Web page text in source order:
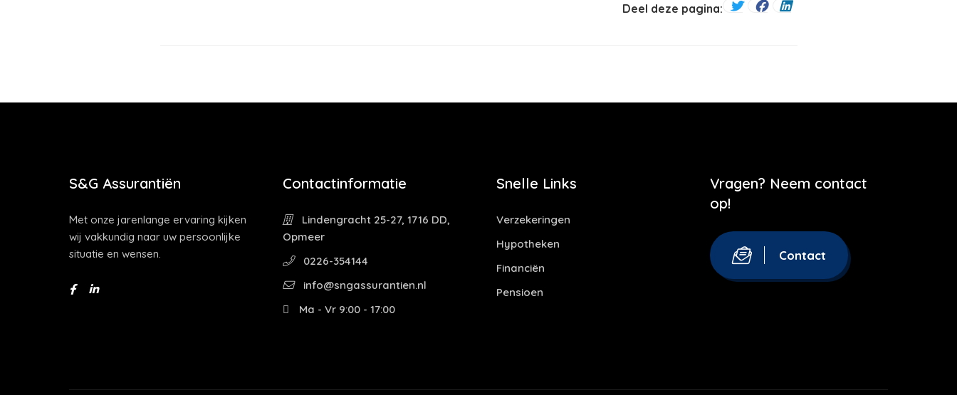
Deel deze pagina:
S&G Assurantiën
Met onze jarenlange ervaring kijken
wij vakkundig naar uw persoonlijke
situatie en wensen.
Contactinformatie
Lindengracht 25-27, 1716 DD,
Opmeer
0226-354144
info@sngassurantien.nl
Ma - Vr 9:00 - 17:00
Snelle Links
Verzekeringen
Hypotheken
Financiën
Pensioen
Vragen? Neem contact
op!
Contact